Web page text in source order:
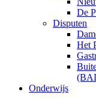
De
Disputen
Het
Onderwijs